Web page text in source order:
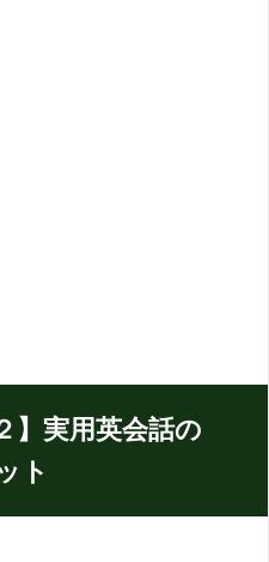
】実用英会話の
ト